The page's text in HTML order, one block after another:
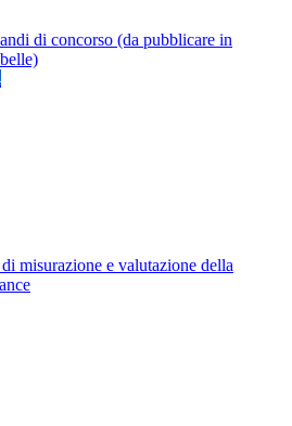
di concorso (da pubblicare in
di misurazione e valutazione della